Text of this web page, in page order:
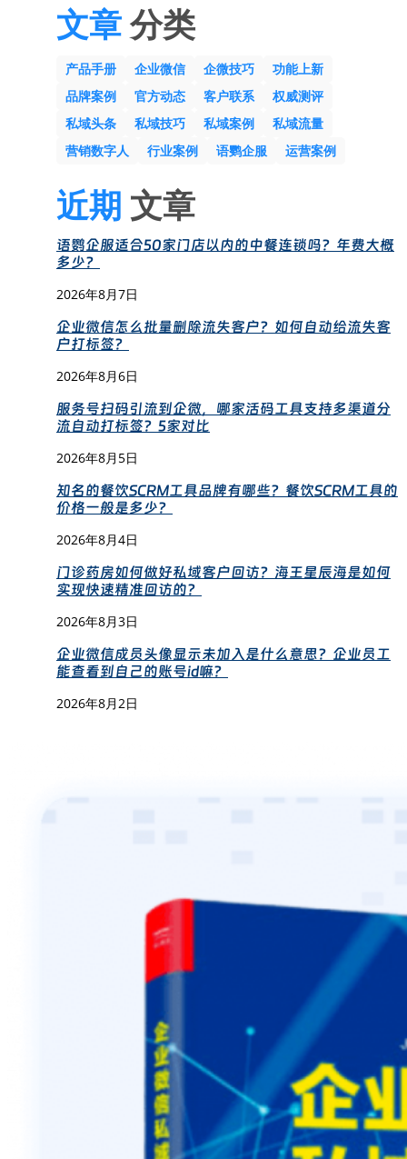
文章分类
产品手册 企业微信 企微技巧
功能上新
品牌案例
官方动态 客户联系
权威测评
私域头条
私域技巧 私域案例
私域流量
营销数字人
行业案例 语鹦企服 运营案例
近期 文章
语鹦企服适合50家门店以内的中餐连锁吗？年费大概
多少？
2026年8月7日
企业微信怎么批量删除流失客户？如何自动给流失客
户打标签？
2026年8月6日
服务号扫码引流到企微，哪家活码工具支持多渠道分
流自动打标签？5家对比
2026年8月5日
知名的餐饮SCRM工具品牌有哪些？餐饮SCRM工具的
价格一般是多少？
2026年8月4日
门诊药房如何做好私域客户回访？海王星辰海是如何
实现快速精准回访的？
2026年8月3日
企业微信成员头像显示未加入是什么意思？企业员工
能查看到自己的账号id嘛？
2026年8月2日